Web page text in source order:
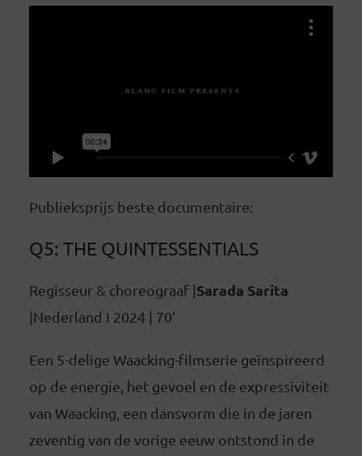
Publieksprijs beste documentaire:
Q5: THE QUINTESSENTIALS
Regisseur & choreograaf |Sarada Sarita
|Nederland I 2024 | 70’
Een 5-delige Waacking-filmserie geïnspireerd
op de energie, het gevoel en de expressiviteit
van Waacking, een dansvorm die in de jaren
zeventig van de vorige eeuw ontstond in de